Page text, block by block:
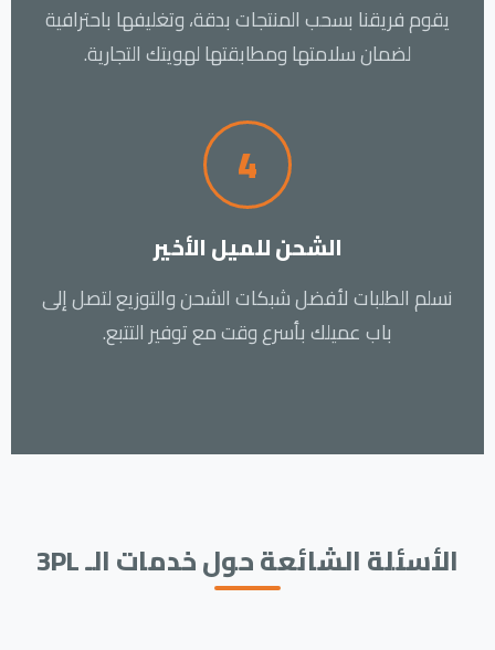
يقوم فريقنا بسحب المنتجات بدقة، وتغليفها باحترافية
لضمان سلامتها ومطابقتها لهويتك التجارية.
4
الشحن للميل الأخير
نسلم الطلبات لأفضل شبكات الشحن والتوزيع لتصل إلى
باب عميلك بأسرع وقت مع توفير التتبع.
الأسئلة الشائعة حول خدمات الـ 3PL